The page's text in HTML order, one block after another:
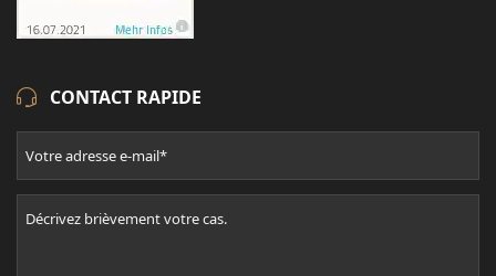
CONTACT RAPIDE